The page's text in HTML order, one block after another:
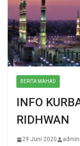
BERITA MAHAD
INFO
RIDHWAN
29 Juni 2020 admin